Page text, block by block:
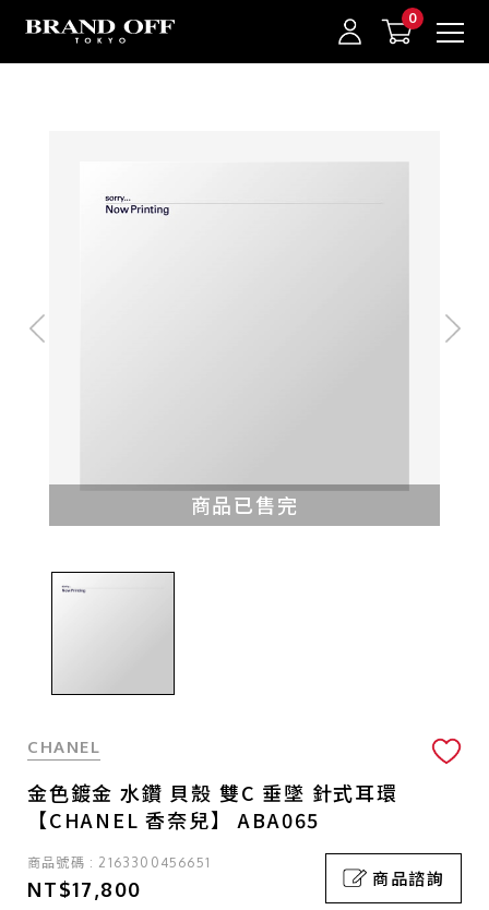
中古名牌業界No.1的BRAND OFF。BRAND OFF官網購物/h1>
登入/註冊
商品已售完
CHANEL
金色鍍金 水鑽 貝殼 雙C 垂墜 針式耳環
【CHANEL 香奈兒】 ABA065
商品號碼 : 2163300456651
NT$17,800 商品諮詢